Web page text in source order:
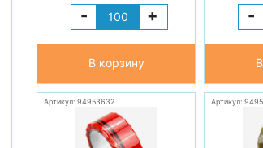
- +
В корзину
-
Артикул: 94953632 Артикул: